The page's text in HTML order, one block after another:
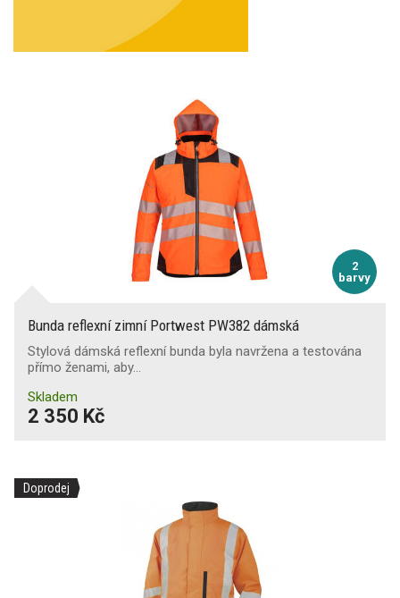
2
barvy
Bunda reflexní zimní Portwest PW382 dámská
Stylová dámská reflexní bunda byla navržena a testována
přímo ženami, aby…
Skladem
2 350 Kč
Doprodej